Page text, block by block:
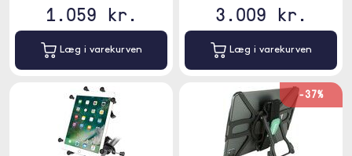
1.059 kr.
Læg i varekurven
3.009 kr.
Læg i varekurven
-37%